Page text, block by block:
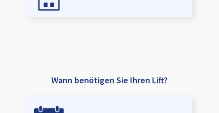
Wann benötigen Sie Ihren Lift?